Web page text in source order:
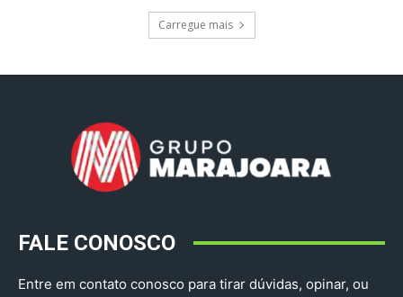
Carregue mais
FALE CONOSCO
Entre em contato conosco para tirar dúvidas, opinar, ou